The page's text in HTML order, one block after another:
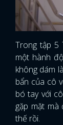
Trong tập 5
một hành
không dám
bẩn của cô
bó tay với
gặp mặt
thế rồi.